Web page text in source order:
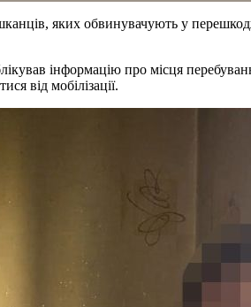
яких обвинувачують у
інформацію про місця
від мобілізації.